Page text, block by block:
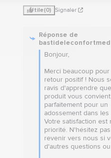
Utile(0) Signaler
Réponse de
Bonjour,
Merci beaucoup
retour positif ! Nous
ravis d'apprendre
produit vous convient
parfaitement pour un
adossement dans les
Votre satisfaction est
priorité. N'hésitez
revenir vers nous si
d'autres questions